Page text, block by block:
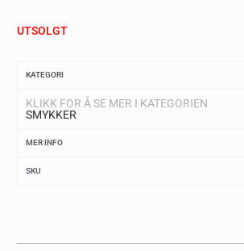
UTSOLGT
KATEGORI
KLIKK FOR Å SE MER I KATEGORIEN
SMYKKER
MER INFO
SKU